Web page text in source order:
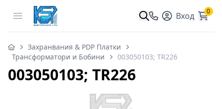
Open menu Вход 0
Захранвания & PDP Платки
Трансформатори и Бобини
003050103; TR226
003050103; TR226